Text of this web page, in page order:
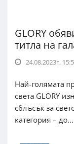
GLORY
титла на
24.08.2023г.
Най-голямата
света GLORY
сблъсък за
категория – до...